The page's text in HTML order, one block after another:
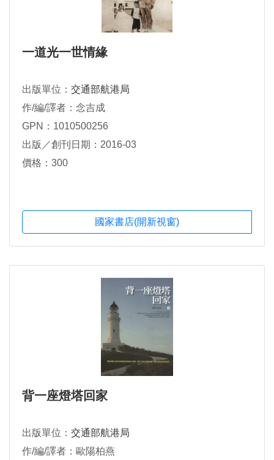
一道光一世情緣
出版單位： 交通部航港局
作/編/譯者：念吉成
GPN：1010500256
出版／創刊日期：2016-03
價格：300
國家書店(開新視窗)
背一座燈塔回家
出版單位： 交通部航港局
作/編/譯者：歐陽柏燕